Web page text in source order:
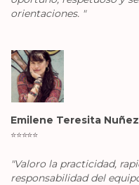
orientaciones. "
Emilene Teresita
⭐️⭐️⭐️⭐️⭐️
"Valoro la practicidad,
responsabilidad del